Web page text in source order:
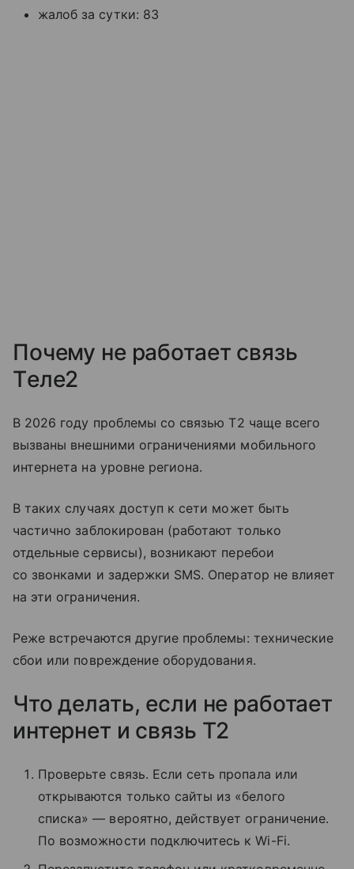
жалоб за сутки: 83
Почему не работает связь
Tеле2
В 2026 году проблемы со связью T2 чаще всего
вызваны внешними ограничениями мобильного
интернета на уровне региона.
В таких случаях доступ к сети может быть
частично заблокирован (работают только
отдельные сервисы), возникают перебои
со звонками и задержки SMS. Оператор не влияет
на эти ограничения.
Реже встречаются другие проблемы: технические
сбои или повреждение оборудования.
Что делать, если не работает
интернет и связь T2
Проверьте связь. Если сеть пропала или
открываются только сайты из «белого
списка» — вероятно, действует ограничение.
По возможности подключитесь к Wi-Fi.